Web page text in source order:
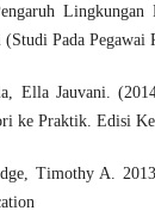
(Studi Pada
Ella Jauvani.
ke Praktik. Edisi
Timothy A.